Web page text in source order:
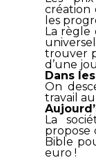
création
les
La règle
trouver
d’une
Dans
On
travail
La
propose
Bible
euro !